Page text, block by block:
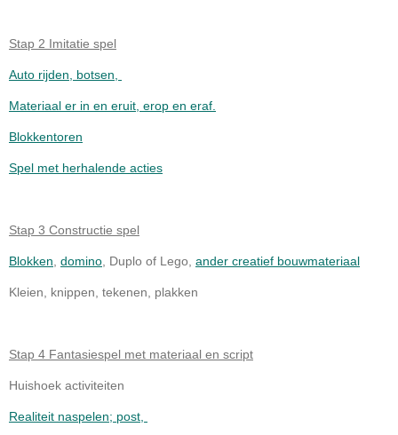
Stap 2 Imitatie spel
Auto rijden, botsen,
Materiaal er in en eruit, erop en eraf.
Blokkentoren
Spel met herhalende acties
Stap 3 Constructie spel
Blokken domino , Duplo of Lego, ander creatief bouwmateriaal
Kleien, knippen, tekenen, plakken
Stap 4 Fantasiespel met materiaal en script
Huishoek activiteiten
Realiteit naspelen; post,